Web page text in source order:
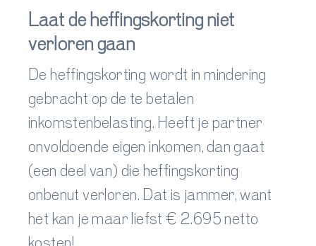
Laat de heffingskorting niet
verloren gaan
De heffingskorting wordt in mindering
gebracht op de te betalen
inkomstenbelasting. Heeft je partner
onvoldoende eigen inkomen, dan gaat
(een deel van) die heffingskorting
onbenut verloren. Dat is jammer, want
het kan je maar liefst€ 2.695 netto